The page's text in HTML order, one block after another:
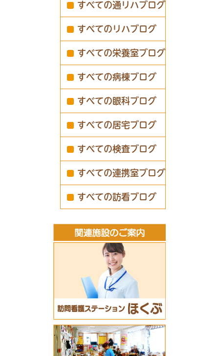
すべての通リハブログ
すべてのリハブログ
すべての栄養室ブログ
すべての病棟ブログ
すべての眼科ブログ
すべての居宅ブログ
すべての検査ブログ
すべての連携室ブログ
すべての訪看ブログ